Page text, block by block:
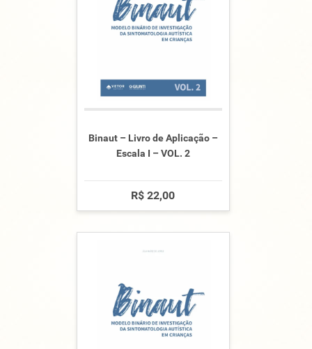
Binaut – Livro de Aplicação –
Escala I – VOL. 2
R$ 22,00